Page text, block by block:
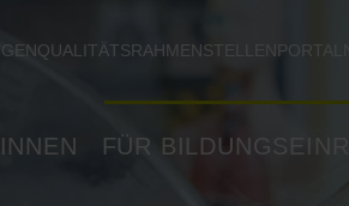
QUALITÄTSRAHMENSTELLENPORTAL
FÜR